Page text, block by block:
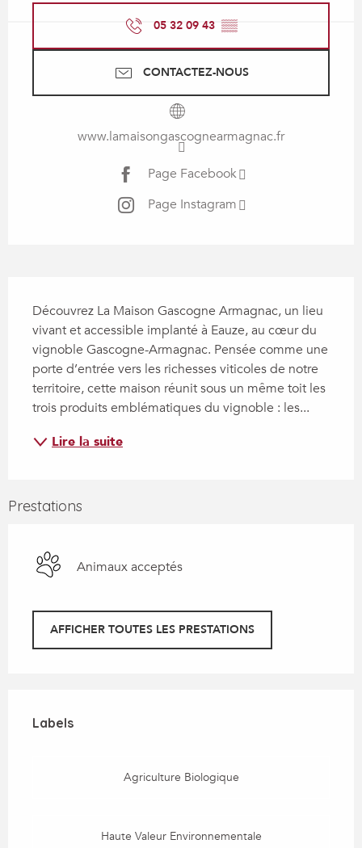
05 32 09 43 ▒▒
CONTACTEZ-NOUS
www.lamaisongascognearmagnac.fr
Page Facebook
Page Instagram
Découvrez La Maison Gascogne Armagnac, un lieu
vivant et accessible implanté à Eauze, au cœur du
vignoble Gascogne-Armagnac. Pensée comme une
porte d’entrée vers les richesses viticoles de notre
territoire, cette maison réunit sous un même toit les
trois produits emblématiques du vignoble : les...
Lire la suite
Prestations
Animaux acceptés
AFFICHER TOUTES LES PRESTATIONS
Labels
Labels
Agriculture Biologique
Haute Valeur Environnementale